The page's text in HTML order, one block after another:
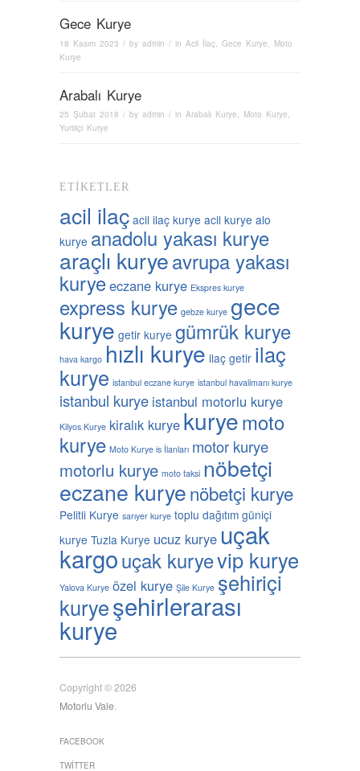
Gece Kurye
18 Kasım 2023 / by admin / in Acil İlaç Gece Kurye
Moto
Kurye
Arabalı Kurye
25 Şubat 2018 / by admin / in Arabalı Kurye, Moto Kurye,
Yurtiiçi Kurye
ETIKETLER
acil ilaç acil ilaç kurye acil kurye alo
kurye anadolu yakası kurye
araçlı kuryeavrupa yakası
kuryeeczane kurye Ekspres kurye
express kurye gebze kurye gece
kurye getir kurye gümrük kurye
hava kargo hızlı kurye ilaç getir ilaç
kurye istanbul eczane kurye istanbul havalimanı kurye
istanbul kurye istanbul motorlu kurye
Kilyos Kurye kiralık kurye kuryemoto
kurye Moto Kurye is İlanları motor kurye
motorlu kurye moto taksi nöbetçi
eczane kuryenöbetçi kurye
Pelitli Kurye sarıyer kurye toplu dağıtım güniçi
kurye Tuzla Kurye ucuz kurye uçak
kargouçak kuryevip kurye
Yalova Kurye özel kurye Şile Kurye şehiriçi
kuryeşehirlerarası
kurye
Copyright © 2026
Motorlu Vale.
FACEBOOK
TWITTER